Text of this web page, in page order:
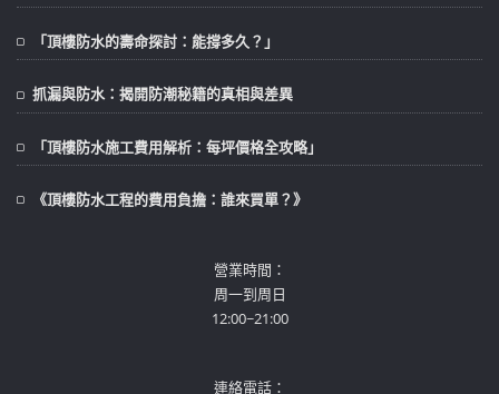
「頂樓防水的壽命探討：能撐多久？」
抓漏與防水：揭開防潮秘籍的真相與差異
「頂樓防水施工費用解析：每坪價格全攻略」
《頂樓防水工程的費用負擔：誰來買單？》
營業時間：
周一到周日
12:00~21:00
連絡電話：